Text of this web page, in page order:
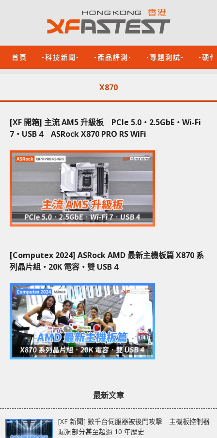
首頁 -科技新聞- -產品評測- -專題測試- -硬
X870
[XF 開箱] 主流 AM5 升級板 PCIe 5.0‧2.5GbE‧Wi-Fi
7‧USB 4 ASRock X870 PRO RS WiFi
[Computex 2024] ASRock AMD 最新主機板篇 X870 系
列晶片組‧20K 電容‧雙 USB 4
最新文章
[XF 新聞] 數千台伺服器被後門攻擊 主機板控制器
漏洞部分甚至超過 10 年歷史